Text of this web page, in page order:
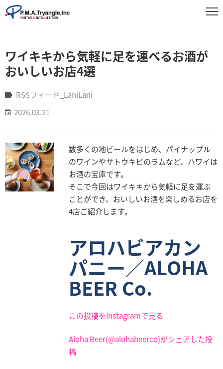
ワイキキから気軽に足を運べるお酒が
おいしいお店4選
RSSフィード_LaniLani
2026.03.21
数多くの地ビールをはじめ、パイナップル
のワインやサトウキビのラムなど、ハワイは
お酒の宝庫です。
そこで今回はワイキキから気軽に足を運ぶ
ことができ、おいしいお酒を楽しめるお店を
4店ご紹介します。
アロハビアカン
パニー／ALOHA
BEER Co.
この投稿をInstagramで見る
Aloha Beer(@alohabeerco)がシェアした投
稿